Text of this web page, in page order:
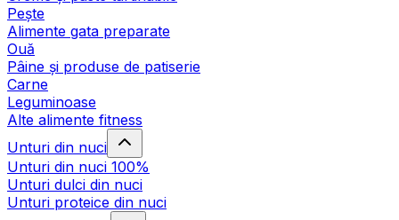
Pește
Alimente gata preparate
Ouă
Pâine și produse de patiserie
Carne
Leguminoase
Alte alimente fitness
Unturi din nuci
Unturi din nuci 100%
Unturi dulci din nuci
Unturi proteice din nuci